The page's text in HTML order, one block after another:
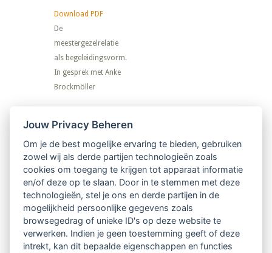
Download PDF
De
meestergezelrelatie
als begeleidingsvorm.
In gesprek met Anke
Brockmöller
Nieuwsbrief
Ontvang 10 x per jaar de LVSC-
relatienieuwsbrief met o.a.:
vrij toegankelijke TsvB-artikelen
nieuws op het vlak van professioneel
Jouw Privacy Beheren
Om je de best mogelijke ervaring te bieden, gebruiken
zowel wij als derde partijen technologieën zoals
cookies om toegang te krijgen tot apparaat informatie
en/of deze op te slaan. Door in te stemmen met deze
technologieën, stel je ons en derde partijen in de
mogelijkheid persoonlijke gegevens zoals
browsegedrag of unieke ID's op deze website te
verwerken. Indien je geen toestemming geeft of deze
intrekt, kan dit bepaalde eigenschappen en functies